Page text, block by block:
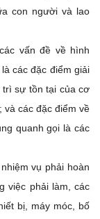
con người và lao
vấn đề về hình
các đặc điểm giải
trì sự tồn tại của cơ
và các đặc điểm về
quanh gọi là các
vụ phải hoàn
việc phải làm, các
bị, máy móc, bố